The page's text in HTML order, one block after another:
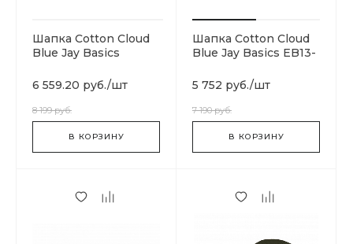
Шапка Cotton Cloud
Blue Jay Basics
6 559.20 руб./шт
8 199 руб.
В КОРЗИНУ
Шапка Cotton Cloud
Blue Jay Basics EB13-
5 752 руб./шт
7 190 руб.
В КОРЗИНУ